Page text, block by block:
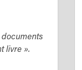
documents
livre ».